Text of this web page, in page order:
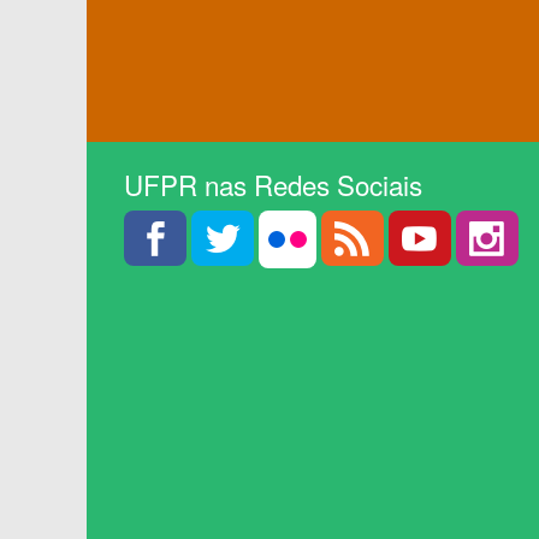
UFPR nas Redes Sociais